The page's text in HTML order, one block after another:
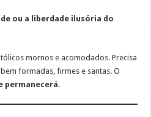
ou a liberdade ilusória do
mornos e acomodados. Precisa
bem formadas, firmes e santas. O
permanecerá.